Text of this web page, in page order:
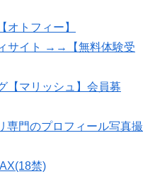
オトフィー】
サイト →→【無料体験受
【マリッシュ】会員募
専門のプロフィール写真撮
禁)